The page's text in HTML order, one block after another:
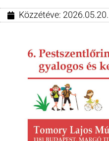
Közzétéve: 2026.05.20.